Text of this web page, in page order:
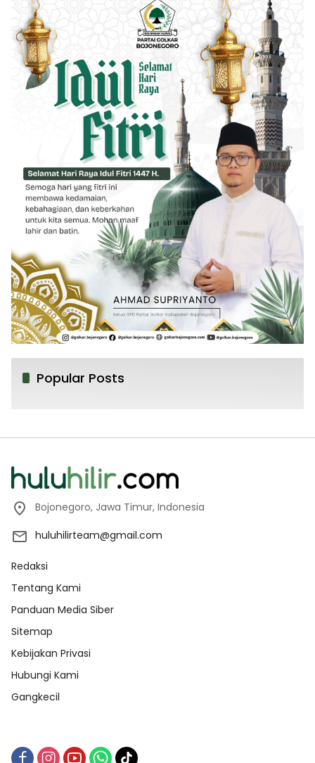
Popular Posts
Bojonegoro, Jawa Timur, Indonesia
huluhilirteam@gmail.com
Redaksi
Tentang Kami
Panduan Media Siber
Sitemap
Kebijakan Privasi
Hubungi Kami
Gangkecil